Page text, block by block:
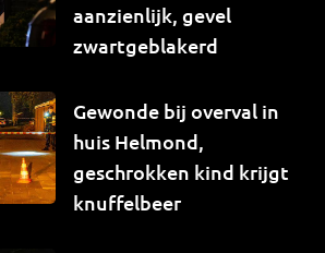
aanzienlijk, gevel
zwartgeblakerd
Gewonde bij overval in
huis Helmond,
geschrokken kind krijgt
knuffelbeer